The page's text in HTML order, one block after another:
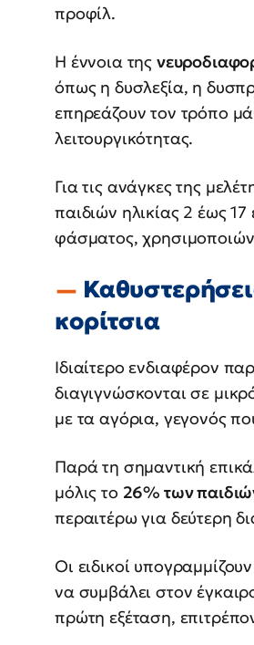
προφίλ.
Η έννοια της
όπως η δυσλεξία, η
επηρεάζουν τον τρόπο
λειτουργικότητας.
Για τις ανάγκες της
παιδιών ηλικίας 2 έως
φάσματος,
κορίτσια
Ιδιαίτερο ενδιαφέρον
διαγιγνώσκονται σε
με τα αγόρια, γεγονός
Παρά τη σημαντική
μόλις το 26% των
περαιτέρω για δεύτερη
Οι ειδικοί
να συμβάλει στον
πρώτη εξέταση,